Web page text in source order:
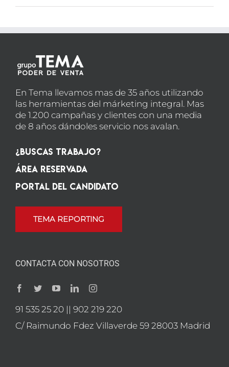
En Tema llevamos mas de 35 años utilizando
las herramientas del márketing integral. Mas
de 1.200 campañas y clientes con una media
de 8 años dándoles servicio nos avalan.
¿Buscas Trabajo?
Área Reservada
Portal del candidato
TEMA REPORTING
CONTACTA CON NOSOTROS
91 535 25 20 || 902 219 220
C/ Raimundo Fdez Villaverde 59 28003 Madrid